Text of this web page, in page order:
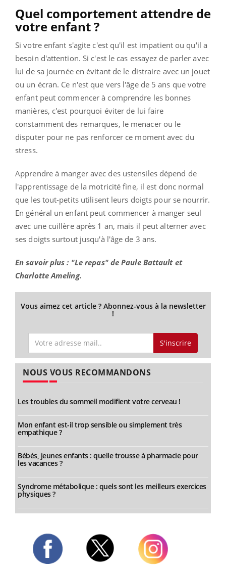
Quel comportement attendre de
votre enfant ?
Si votre enfant s'agite c'est qu'il est impatient ou qu'il a
besoin d'attention. Si c'est le cas essayez de parler avec
lui de sa journée en évitant de le distraire avec un jouet
ou un écran. Ce n'est que vers l'âge de 5 ans que votre
enfant peut commencer à comprendre les bonnes
manières, c'est pourquoi éviter de lui faire
constamment des remarques, le menacer ou le
disputer pour ne pas renforcer ce moment avec du
stress.
Apprendre à manger avec des ustensiles dépend de
l'apprentissage de la motricité fine, il est donc normal
que les tout-petits utilisent leurs doigts pour se nourrir.
En général un enfant peut commencer à manger seul
avec une cuillère après 1 an, mais il peut alterner avec
ses doigts surtout jusqu'à l'âge de 3 ans.
En savoir plus : "Le repas" de Paule Battault et
Charlotte Ameling.
Vous aimez cet article ? Abonnez-vous à la newsletter
!
S'inscrire
NOUS VOUS RECOMMANDONS
Les troubles du sommeil modifient votre cerveau !
Mon enfant est-il trop sensible ou simplement très
empathique ?
Bébés, jeunes enfants : quelle trousse à pharmacie pour
les vacances ?
Syndrome métabolique : quels sont les meilleurs exercices
physiques ?